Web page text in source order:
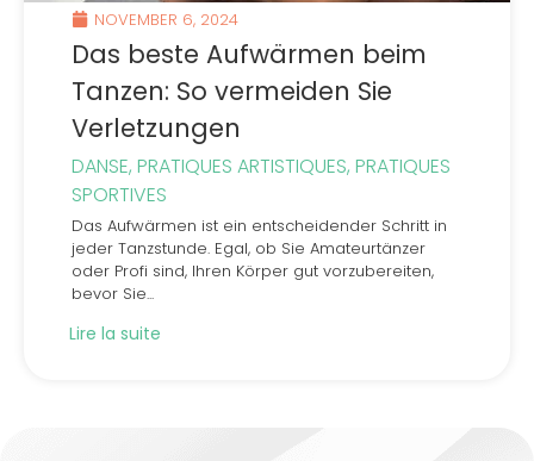
NOVEMBER 6, 2024
Das beste Aufwärmen beim
Tanzen: So vermeiden Sie
Verletzungen
DANSE, PRATIQUES ARTISTIQUES, PRATIQUES
SPORTIVES
Das Aufwärmen ist ein entscheidender Schritt in
jeder Tanzstunde. Egal, ob Sie Amateurtänzer
oder Profi sind, Ihren Körper gut vorzubereiten,
bevor Sie...
Lire la suite